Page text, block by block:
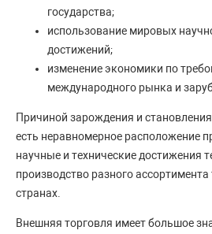
государства;
использование мировых
достижений;
изменение экономики по
международного рынка и
Причиной зарождения и
есть неравномерное расположение
научные и технические достижения
производство разного
странах.
Внешняя торговля имеет большое